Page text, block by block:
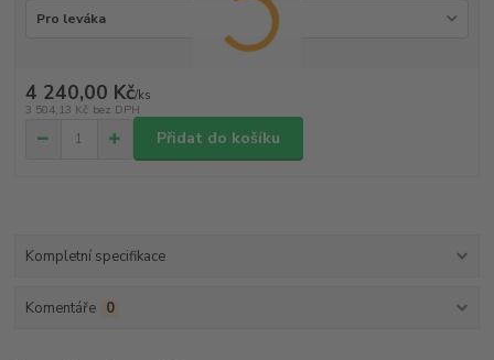
4 240,00 Kč/ks
3 504,13 Kč bez DPH
Přidat do košíku
Kompletní specifikace
Komentáře 0